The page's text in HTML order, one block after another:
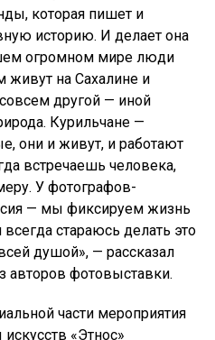
которая пишет и
историю. И делает она
огромном мире люди
живут на Сахалине и
другой — иной
Курильчане —
они и живут, и работают
встречаешь человека,
У фотографов-
— мы фиксируем жизнь
стараюсь делать это
душой», — рассказал
фотовыставки.
части мероприятия
«Этнос»